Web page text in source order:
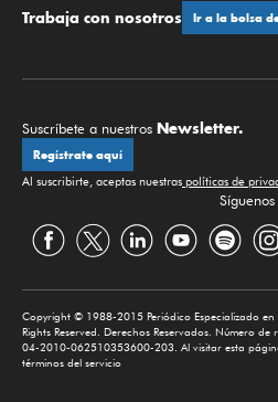
Trabaja con nosotros Ir a la bolsa
Suscríbete a nuestros Newsletter.
Regístrate aquí
Al suscribirte, aceptas nuestras políticas de
Síguenos
Copyright © 1988-2015 Periódico Especializado en
Rights Reserved. Derechos Reservados. Número
04-2010-062510353600-203. Al visitar esta
términos del servicio